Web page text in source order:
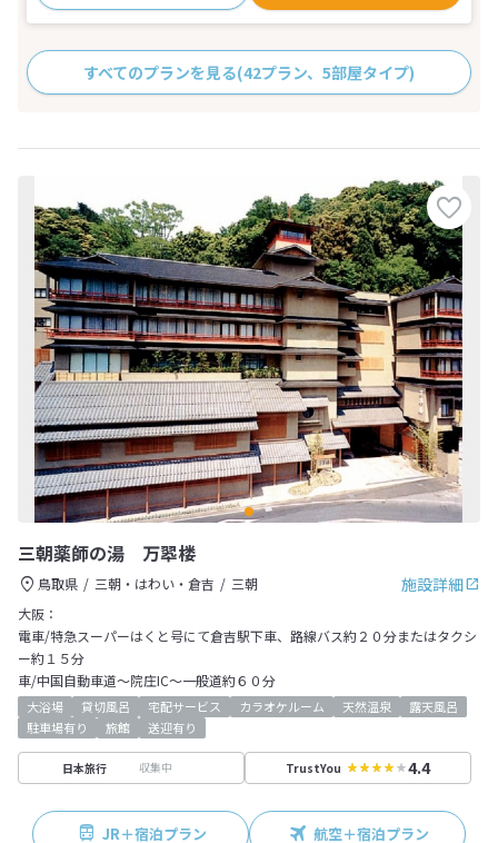
すべてのプランを見る(42プラン、5部屋タイプ)
三朝薬師の湯 万翆楼
施設詳細
鳥取県 三朝・はわい・倉吉
三朝
大阪：
電車/特急スーパーはくと号にて倉吉駅下車、路線バス約２０分またはタクシ
ー約１５分
車/中国自動車道～院庄IC～一般道約６０分
大浴場 貸切風呂 宅配サービス カラオケルーム 天然温泉
露天風呂
駐車場有り
旅館 送迎有り
日本旅行 収集中 TrustYou 4.4
JR＋宿泊プラン 航空＋宿泊プラン